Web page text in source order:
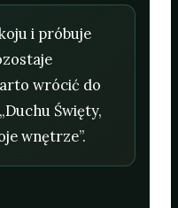
i próbuje
wrócić do
Święty,
wnętrze”.